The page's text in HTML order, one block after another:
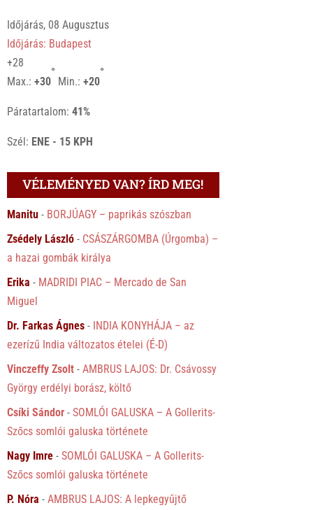
Időjárás, 08 Augusztus
Időjárás: Budapest
+28
Max.:+30
°
Min.:+20
°
Páratartalom:41%
Szél: ENE - 15 KPH
VÉLEMÉNYED VAN? ÍRD MEG!
Manitu - BORJÚAGY – paprikás szószban
Zsédely László - CSÁSZÁRGOMBA (Úrgomba) –
a hazai gombák királya
Erika - MADRIDI PIAC – Mercado de San
Miguel
Dr. Farkas Ágnes - INDIA KONYHÁJA – az
ezerízű India változatos ételei (É-D)
Vinczeffy Zsolt -AMBRUS LAJOS: Dr. Csávossy
György erdélyi borász, költő
Csíki Sándor -SOMLÓI GALUSKA – A Gollerits-
Szőcs somlói galuska története
Nagy Imre -SOMLÓI GALUSKA – A Gollerits-
Szőcs somlói galuska története
P. Nóra -AMBRUS LAJOS: A lepkegyűjtő